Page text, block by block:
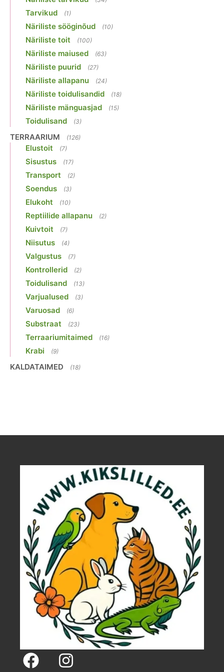
Tarvikud (1)
Näriliste sööginõud (10)
Näriliste toit (100)
Näriliste maiused (63)
Näriliste puurid (27)
Näriliste allapanu (24)
Näriliste toidulisandid (18)
Näriliste mänguasjad (15)
Toidulisand (3)
TERRAARIUM (126)
Elustoit (7)
Sisustus (17)
Transport (2)
Soendus (3)
Elukoht (10)
Reptiilide allapanu (2)
Kuivtoit (7)
Niisutus (4)
Valgustus (7)
Kontrollerid (2)
Toidulisand (13)
Varjualused (3)
Varuosad (6)
Substraat (23)
Terraariumitaimed (16)
Krabi (9)
KALDATAIMED (18)